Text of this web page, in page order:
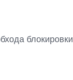
блокировки